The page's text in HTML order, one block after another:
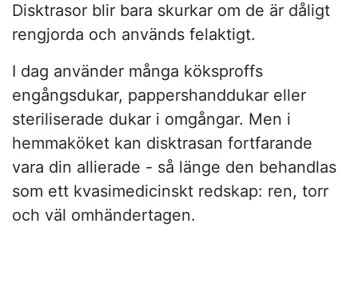
Disktrasor blir bara skurkar om de är dåligt
rengjorda och används felaktigt.
I dag använder många köksproffs
engångsdukar, pappershanddukar eller
steriliserade dukar i omgångar. Men i
hemmaköket kan disktrasan fortfarande
vara din allierade - så länge den behandlas
som ett kvasimedicinskt redskap: ren, torr
och väl omhändertagen.